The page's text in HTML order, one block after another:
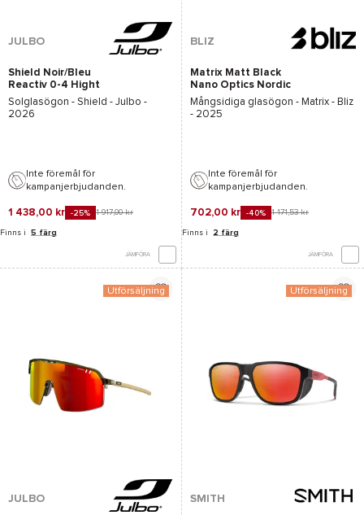
JULBO
Shield Noir/Bleu
Reactiv 0-4 Hight
Contrast
Solglasögon - Shield - Julbo -
2026
Inte föremål för
kampanjerbjudanden.
1 438,00 kr -25% 1 917,00 kr
Finns i 5 färg
JÄMFÖRA
BLIZ
Matrix Matt Black
Nano Optics Nordic
Ligh Coral Orange W
Blue Multi
Mångsidiga glasögon - Matrix - Bliz
- 2025
Inte föremål för
kampanjerbjudanden.
702,00 kr -40% 1 171,53 kr
Finns i 2 färg
JÄMFÖRA
Utförsäljning
JULBO
Utförsäljning
SMITH